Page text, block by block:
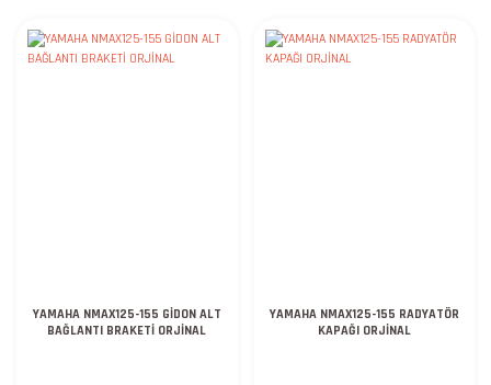
YAMAHA NMAX125-155 GİDON ALT
BAĞLANTI BRAKETİ ORJİNAL
YAMAHA NMAX125-155 RADYATÖR
KAPAĞI ORJİNAL